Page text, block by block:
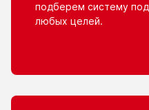
подберем систему
любых целей.